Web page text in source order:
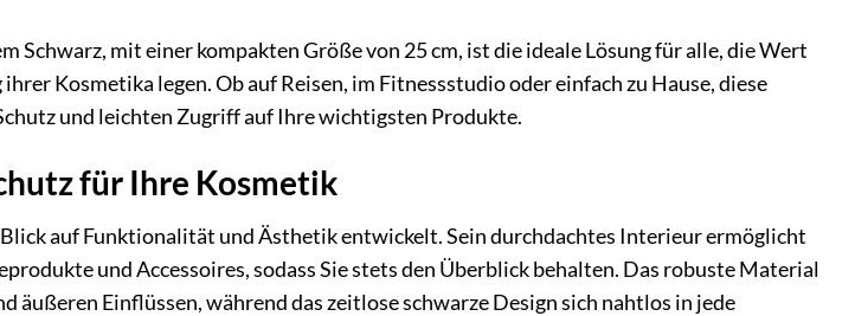
Schwarz, mit einer kompakten Größe von 25 cm, ist die ideale Lösung für alle, die Wert
Kosmetika legen. Ob auf Reisen, im Fitnessstudio oder einfach zu Hause, diese
und leichten Zugriff auf Ihre wichtigsten Produkte.
für Ihre Kosmetik
auf Funktionalität und Ästhetik entwickelt. Sein durchdachtes Interieur ermöglicht
und Accessoires, sodass Sie stets den Überblick behalten. Das robuste Material
Einflüssen, während das zeitlose schwarze Design sich nahtlos in jede